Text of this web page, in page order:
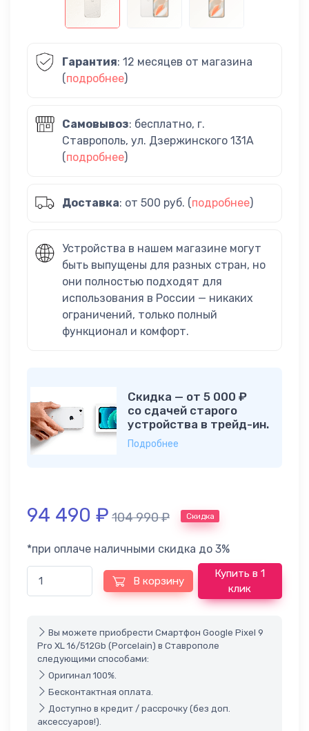
Гарантия: 12 месяцев от магазина
(подробнее)
Самовывоз: бесплатно, г.
Ставрополь, ул. Дзержинского 131А
(подробнее)
Доставка: от 500 руб. (подробнее)
Устройства в нашем магазине могут
быть выпущены для разных стран, но
они полностью подходят для
использования в России — никаких
ограничений, только полный
функционал и комфорт.
Скидка — от 5 000 ₽
со сдачей старого
устройства в трейд-ин.
Подробнее
94 490 ₽ 104 990₽ Скидка
*при оплаче наличными скидка до 3%
В корзину
Купить в 1
клик
Вы можете приобрести Смартфон Google Pixel 9
Pro XL 16/512Gb (Porcelain) в Ставрополе
следующими способами:
Оригинал 100%.
Бесконтактная оплата.
Доступно в кредит / рассрочку (без доп.
аксессуаров!).